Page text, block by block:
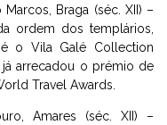
Braga (séc. XII) –
ordem dos templários,
o Vila Galé Collection
arrecadou o prémio de
Travel Awards.
Amares (séc. XII) –